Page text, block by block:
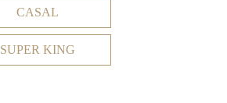
CASAL
SUPER KING